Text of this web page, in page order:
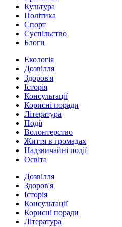
Культура
Політика
Спорт
Суспільство
Блоги
Екологія
Дозвілля
Здоров'я
Історія
Консультації
Корисні поради
Література
Події
Волонтерство
Життя в громадах
Надзвичайні події
Освіта
Дозвілля
Здоров'я
Історія
Консультації
Корисні поради
Література